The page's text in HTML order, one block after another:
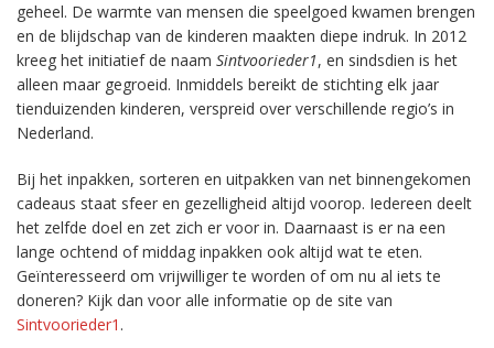
geheel. De warmte van mensen die speelgoed kwamen brengen
en de blijdschap van de kinderen maakten diepe indruk. In 2012
kreeg het initiatief de naam Sintvoorieder1, en sindsdien is het
alleen maar gegroeid. Inmiddels bereikt de stichting elk jaar
tienduizenden kinderen, verspreid over verschillende regio’s in
Nederland.
Bij het inpakken, sorteren en uitpakken van net binnengekomen
cadeaus staat sfeer en gezelligheid altijd voorop. Iedereen deelt
het zelfde doel en zet zich er voor in. Daarnaast is er na een
lange ochtend of middag inpakken ook altijd wat te eten.
Geïnteresseerd om vrijwilliger te worden of om nu al iets te
doneren? Kijk dan voor alle informatie op de site van
Sintvoorieder1 .